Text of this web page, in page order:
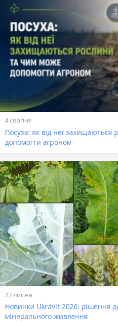
4 серпня
Посуха: як від неї
допомогти агроном
22 липня
Новинки Ukravit 2026: рішення
мінерального живлення